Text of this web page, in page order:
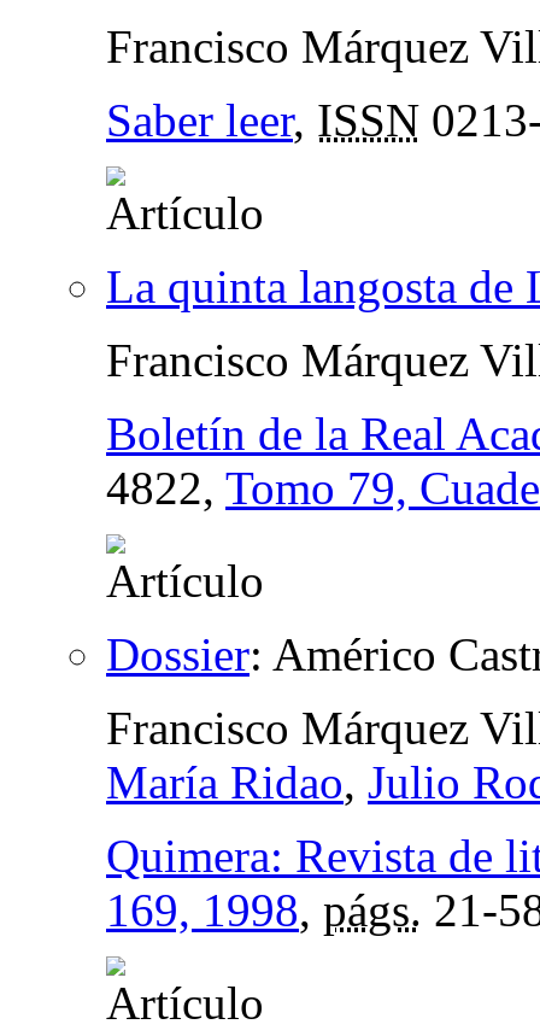
Francisco Márquez
Saber leer, ISSN
La quinta langosta de
Francisco Márquez
Boletín de la Real
4822, Tomo 79,
Dossier: Américo
Francisco Márquez
María Ridao, Julio
Quimera: Revista de
169, 1998, págs. 21-